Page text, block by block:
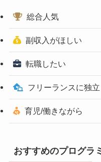
総合人気
副収入がほしい
転職したい
フリーランスに独立
育児/働きながら
おすすめのプログラ